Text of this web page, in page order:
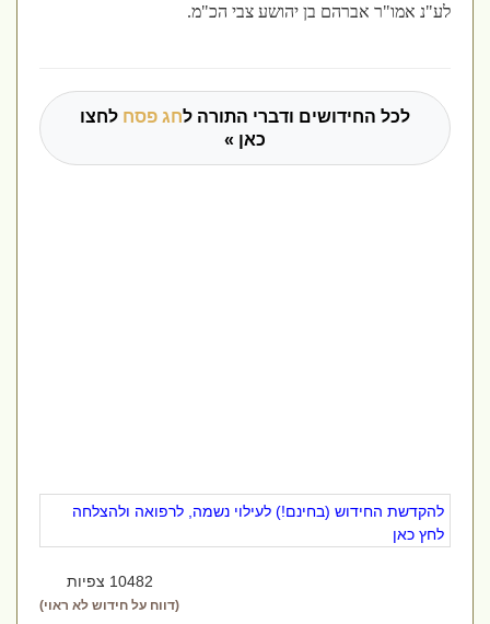
לע"נ אמו"ר אברהם בן יהושע צבי הכ"מ.
לכל החידושים ודברי התורה לחג פסחלחצו
כאן »
להקדשת החידוש (בחינם!) לעילוי נשמה, לרפואה ולהצלחה
לחץ כאן
10482 צפיות
(דווח על חידוש לא ראוי)